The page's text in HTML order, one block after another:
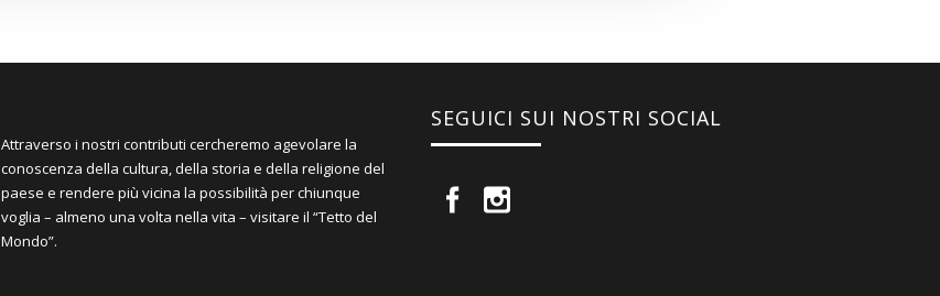
Attraverso i nostri contributi cercheremo agevolare la
conoscenza della cultura, della storia e della religione del
paese e rendere più vicina la possibilità per chiunque
voglia – almeno una volta nella vita – visitare il “Tetto del
Mondo”.
SEGUICI SUI NOSTRI SOCIAL